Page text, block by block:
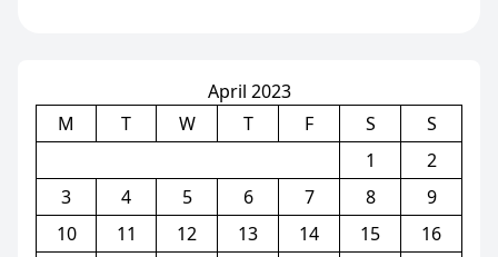
April 2023
M
T W T F S
S
1
2
3
4 5 6 7 8
9
10
11 12 13 14 15
16